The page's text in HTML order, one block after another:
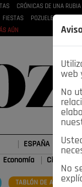
CRÓNICAS DE UNA RUBIA
FIESTAS POZUELEROS
AÚN
ESPAÑA
Economía
TABLÓN DE ANUNCIOS
web
No
No